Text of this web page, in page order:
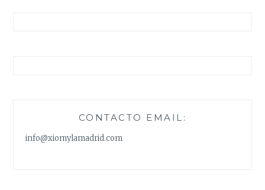
CONTACTO EMAIL:
info@xiomylamadrid.com